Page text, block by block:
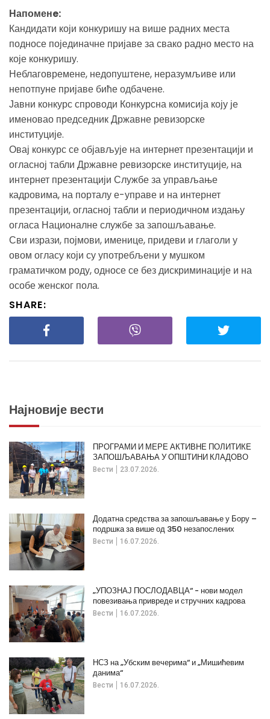
Напоменe:
Кандидати који конкуришу на више радних места
подносе појединачне пријаве за свако радно место на
које конкуришу.
Неблаговремене, недопуштене, неразумљиве или
непотпуне пријаве биће одбачене.
Јавни конкурс спроводи Конкурсна комисија коју је
именовао председник Државне ревизорске
институције.
Овај конкурс се објављује на интернет презентацији и
огласној табли Државне ревизорске институције, на
интернет презентацији Службе за управљање
кадровима, на порталу е-управе и на интернет
презентацији, огласној табли и периодичном издању
огласа Националне службе за запошљавање.
Сви изрази, појмови, именице, придеви и глаголи у
овом огласу који су употребљени у мушком
граматичком роду, односе се без дискриминације и на
особе женског пола.
SHARE:
Најновије вести
Вести 23.07.2026.
ПРОГРАМИ И МЕРЕ АКТИВНЕ ПОЛИТИКЕ
ЗАПОШЉАВАЊА У ОПШТИНИ КЛАДОВО
Вести 16.07.2026.
Додатна средства за запошљавање у Бору –
подршка за више од 350 незапослених
Вести 16.07.2026.
„УПОЗНАЈ ПОСЛОДАВЦА“ - нови модел
повезивања привреде и стручних кадрова
Вести 16.07.2026.
НСЗ на „Убским вечерима“ и „Мишићевим
данима“